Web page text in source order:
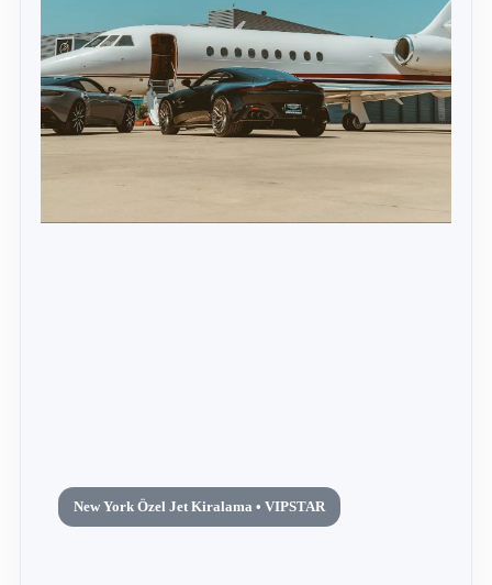
New York Özel Jet Kiralama • VIPSTAR